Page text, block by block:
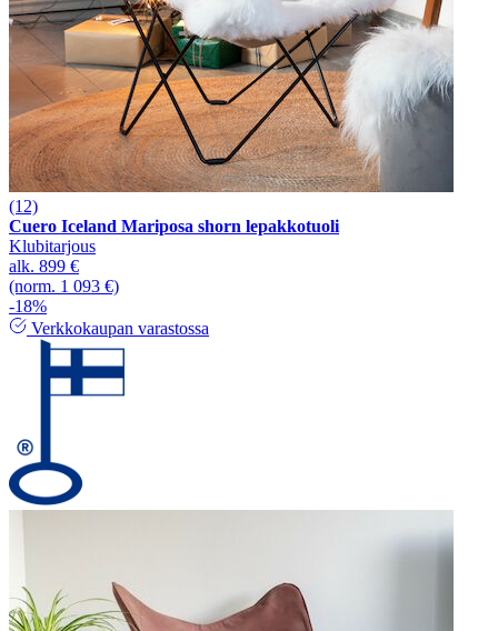
(12)
Cuero Iceland Mariposa shorn lepakkotuoli
Klubitarjous
alk. 899 €
(norm. 1 093 €)
-18%
Verkkokaupan varastossa